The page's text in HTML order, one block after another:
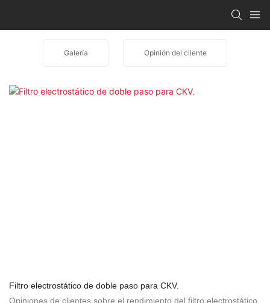
Galería Opinión del cliente
Filtro electrostático de doble paso para CKV.
Opiniones de clientes sobre el rendimiento del filtro electrostático